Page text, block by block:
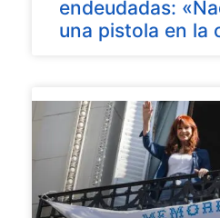
endeudadas:
una pistola en la